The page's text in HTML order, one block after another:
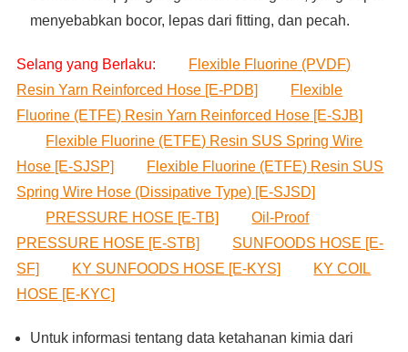
menyebabkan bocor, lepas dari fitting, dan pecah.
Selang yang Berlaku:
Flexible Fluorine (PVDF)
Resin Yarn Reinforced Hose [E-PDB]
Flexible
Fluorine (ETFE) Resin Yarn Reinforced Hose [E-SJB]
Flexible Fluorine (ETFE) Resin SUS Spring Wire
Hose [E-SJSP]
Flexible Fluorine (ETFE) Resin SUS
Spring Wire Hose (Dissipative Type) [E-SJSD]
PRESSURE HOSE [E-TB]
Oil-Proof
PRESSURE HOSE [E-STB]
SUNFOODS HOSE [E-
SF]
KY SUNFOODS HOSE [E-KYS]
KY COIL
HOSE [E-KYC]
Untuk informasi tentang data ketahanan kimia dari